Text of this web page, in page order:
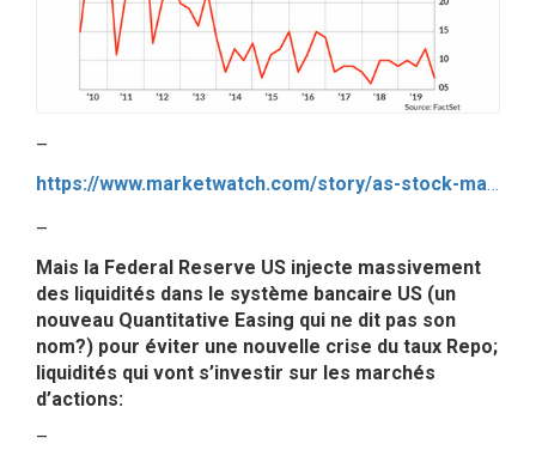
–
https://www.marketwatch.com/story/as-stock-market-trading-volumes-decline-liquidity-concerns-rise-2019-10-21?mod=home-page
–
Mais la Federal Reserve US injecte massivement
des liquidités dans le système bancaire US (un
nouveau Quantitative Easing qui ne dit pas son
nom?) pour éviter une nouvelle crise du taux Repo;
liquidités qui vont s’investir sur les marchés
d’actions:
–